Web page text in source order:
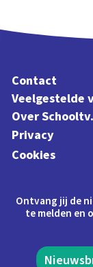
Contact
Veelgestelde
Over
Privacy
Cookies
Ontvang jij de
te melden en